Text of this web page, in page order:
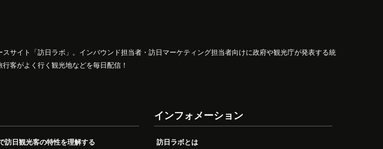
サイト「訪日ラボ」。インバウンド担当者・訪日マーケティング担当者向けに政府や観光庁が発表する統
客がよく行く観光地などを毎日配信！
訪日観光客の特性を理解する
インフォメーション
訪日ラボとは